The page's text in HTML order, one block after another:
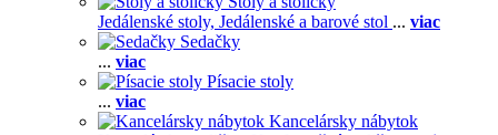
Jedálenské stoly, Jedálenské a barové stol ... viac
Sedačky
... viac
Písacie stoly
... viac
Kancelársky nábytok